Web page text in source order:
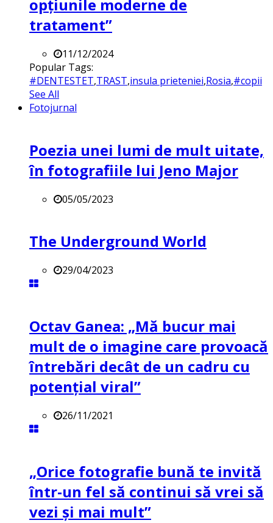
opțiunile moderne de
tratament”
11/12/2024
Popular Tags:
#DENTESTET,TRAST,insula prieteniei,Rosia,#copii
See All
Fotojurnal
Poezia unei lumi de mult uitate,
în fotografiile lui Jeno Major
05/05/2023
The Underground World
29/04/2023
Octav Ganea: „Mă bucur mai
mult de o imagine care provoacă
întrebări decât de un cadru cu
potenţial viral”
26/11/2021
„Orice fotografie bună te invită
într-un fel să continui să vrei să
vezi și mai mult”